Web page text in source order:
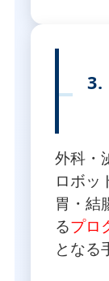
3.
外科・
ロボッ
胃・結
るプロ
となる